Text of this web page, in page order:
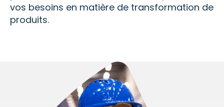
vos besoins en matière de transformation de
produits.